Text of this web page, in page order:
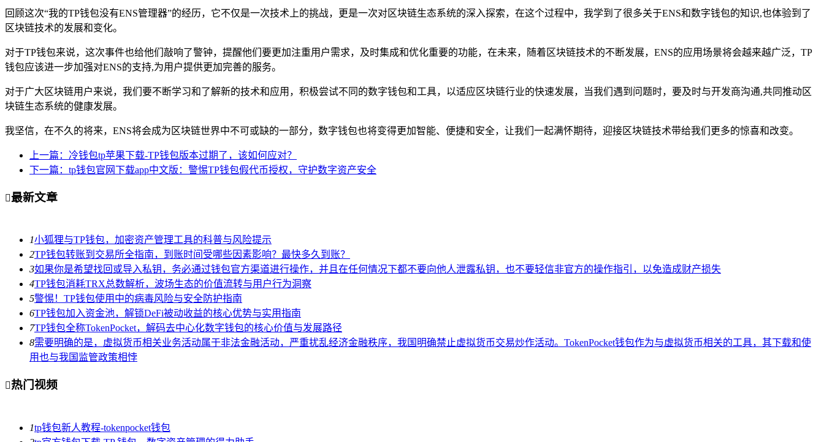
回顾这次“我的TP钱包没有ENS管理器”的经历，它不仅是一次技术上的挑战，更是一次对区块链生态系统的深入探索，在这个过程中，我学到了很多关于ENS和数字钱包的知识,也体验到了
区块链技术的发展和变化。
对于TP钱包来说，这次事件也给他们敲响了警钟，提醒他们要更加注重用户需求，及时集成和优化重要的功能，在未来，随着区块链技术的不断发展，ENS的应用场景将会越来越广泛，TP
钱包应该进一步加强对ENS的支持,为用户提供更加完善的服务。
对于广大区块链用户来说，我们要不断学习和了解新的技术和应用，积极尝试不同的数字钱包和工具，以适应区块链行业的快速发展，当我们遇到问题时，要及时与开发商沟通,共同推动区
块链生态系统的健康发展。
我坚信，在不久的将来，ENS将会成为区块链世界中不可或缺的一部分，数字钱包也将变得更加智能、便捷和安全，让我们一起满怀期待，迎接区块链技术带给我们更多的惊喜和改变。
上一篇：冷钱包tp苹果下载-TP钱包版本过期了，该如何应对？
下一篇：tp钱包官网下载app中文版：警惕TP钱包假代币授权，守护数字资产安全
最新文章
1小狐狸与TP钱包，加密资产管理工具的科普与风险提示
2TP钱包转账到交易所全指南，到账时间受哪些因素影响？最快多久到账？
3如果你是希望找回或导入私钥，务必通过钱包官方渠道进行操作，并且在任何情况下都不要向他人泄露私钥，也不要轻信非官方的操作指引，以免造成财产损失
4TP钱包消耗TRX总数解析，波场生态的价值流转与用户行为洞察
5警惕！TP钱包使用中的病毒风险与安全防护指南
6TP钱包加入资金池，解锁DeFi被动收益的核心优势与实用指南
7TP钱包全称TokenPocket，解码去中心化数字钱包的核心价值与发展路径
8需要明确的是，虚拟货币相关业务活动属于非法金融活动，严重扰乱经济金融秩序，我国明确禁止虚拟货币交易炒作活动。TokenPocket钱包作为与虚拟货币相关的工具，其下载和使
用也与我国监管政策相悖
热门视频
1tp钱包新人教程-tokenpocket钱包